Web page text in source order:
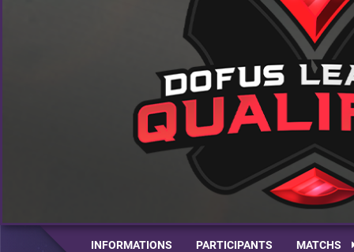
INFORMATIONS PARTICIPANTS MATCHS